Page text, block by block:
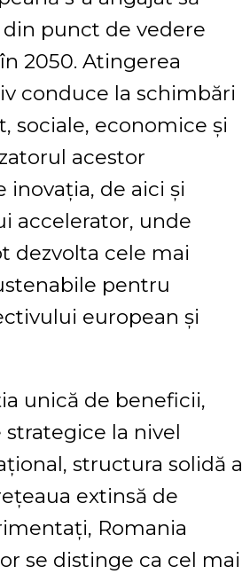
punct de vedere
2050. Atingerea
conduce la schimbări
sociale, economice și
acestor
inovația, de aici și
accelerator, unde
dezvolta cele mai
pentru
european și
unică de beneficii,
la nivel
structura solidă a
extinsă de
Romania
se distinge ca cel mai